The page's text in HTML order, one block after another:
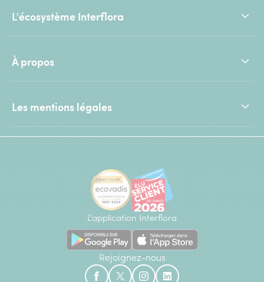
L'écosystème Interflora
À propos
Les mentions légales
L'application Interflora
Rejoignez-nous